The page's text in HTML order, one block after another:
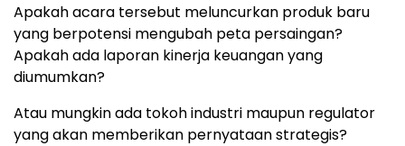
Apakah acara tersebut meluncurkan produk baru
yang berpotensi mengubah peta persaingan?
Apakah ada laporan kinerja keuangan yang
diumumkan?
Atau mungkin ada tokoh industri maupun regulator
yang akan memberikan pernyataan strategis?